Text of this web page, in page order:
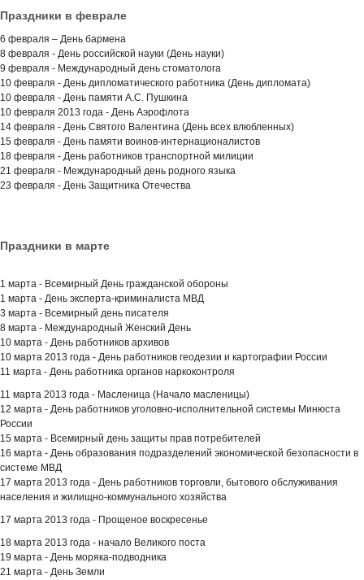
Праздники в феврале
6 февраля – День бармена
8 февраля - День российской науки (День науки)
9 февраля - Международный день стоматолога
10 февраля - День дипломатического работника (День дипломата)
10 февраля - День памяти А.С. Пушкина
10 февраля 2013 года - День Аэрофлота
14 февраля - День Святого Валентина (День всех влюбленных)
15 февраля - День памяти воинов-интернационалистов
18 февраля - День работников транспортной милиции
21 февраля - Международный день родного языка
23 февраля - День Защитника Отечества
Праздники в марте
1 марта - Всемирный День гражданской обороны
1 марта - День эксперта-криминалиста МВД
3 марта - Всемирный день писателя
8 марта - Международный Женский День
10 марта - День работников архивов
10 марта 2013 года - День работников геодезии и картографии России
11 марта - День работника органов наркоконтроля
11 марта 2013 года - Масленица (Начало масленицы)
12 марта - День работников уголовно-исполнительной системы Минюста
России
15 марта - Всемирный день защиты прав потребителей
16 марта - День образования подразделений экономической безопасности в
системе МВД
17 марта 2013 года - День работников торговли, бытового обслуживания
населения и жилищно-коммунального хозяйства
17 марта 2013 года - Прощеное воскресенье
18 марта 2013 года - начало Великого поста
19 марта - День моряка-подводника
21 марта - День Земли